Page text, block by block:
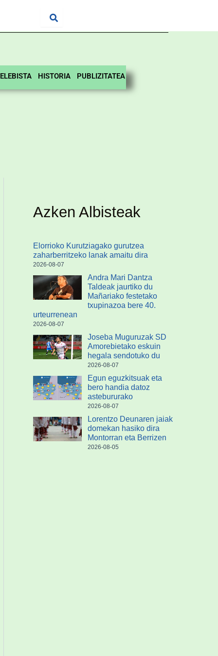
HISTORIA PUBLIZITATEA
Azken Albisteak
Elorrioko Kurutziagako gurutzea
zaharberritzeko lanak amaitu dira
2026-08-07
Andra Mari Dantza
Taldeak jaurtiko du
Mañariako festetako
txupinazoa bere 40.
urteurrenean
2026-08-07
Joseba Muguruzak SD
Amorebietako eskuin
hegala sendotuko du
2026-08-07
Egun eguzkitsuak eta
bero handia datoz
astebururako
2026-08-07
Lorentzo Deunaren jaiak
domekan hasiko dira
Montorran eta Berrizen
2026-08-05